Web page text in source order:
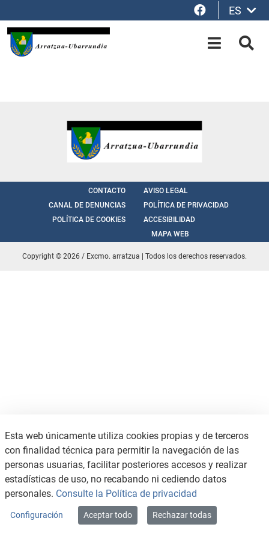
Facebook
ES
OPEN-
CONTACTO
AVISO LEGAL
CANAL DE DENUNCIAS
POLÍTICA DE PRIVACIDAD
POLÍTICA DE COOKIES
ACCESIBILIDAD
MAPA WEB
Copyright © 2026 / Excmo. arratzua | Todos los derechos reservados.
Esta web únicamente utiliza cookies propias y de terceros
con finalidad técnica para permitir la navegación de las
personas usuarias, facilitar posteriores accesos y realizar
estadísticas de uso, no recabando ni cediendo datos
personales. Consulte la Política de privacidad
Configuración Aceptar todo Rechazar todas